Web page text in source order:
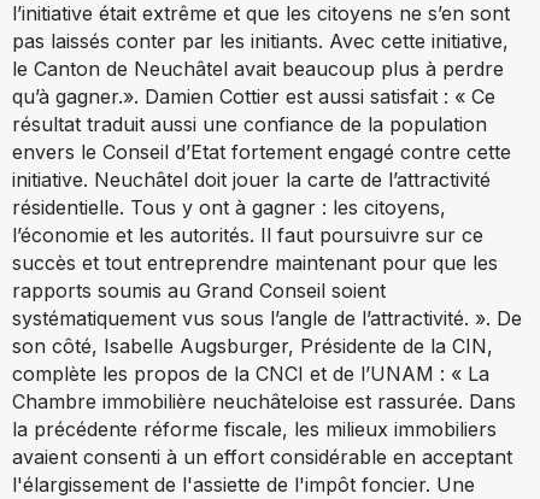
l’initiative était extrême et que les citoyens ne s’en sont
pas laissés conter par les initiants. Avec cette initiative,
le Canton de Neuchâtel avait beaucoup plus à perdre
qu’à gagner.». Damien Cottier est aussi satisfait : « Ce
résultat traduit aussi une confiance de la population
envers le Conseil d’Etat fortement engagé contre cette
initiative. Neuchâtel doit jouer la carte de l’attractivité
résidentielle. Tous y ont à gagner : les citoyens,
l’économie et les autorités. Il faut poursuivre sur ce
succès et tout entreprendre maintenant pour que les
rapports soumis au Grand Conseil soient
systématiquement vus sous l’angle de l’attractivité. ». De
son côté, Isabelle Augsburger, Présidente de la CIN,
complète les propos de la CNCI et de l’UNAM : « La
Chambre immobilière neuchâteloise est rassurée. Dans
la précédente réforme fiscale, les milieux immobiliers
avaient consenti à un effort considérable en acceptant
l'élargissement de l'assiette de l'impôt foncier. Une